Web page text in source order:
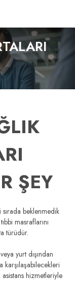
ŞEY
sırada beklenmedik
masraflarını
türüdür.
yurt dışından
karşılaşabilecekleri
asistans hizmetleriyle